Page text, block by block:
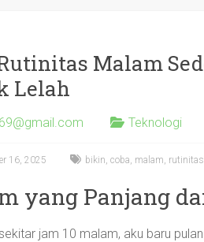
Malam
Lelah
Teknologi
16, 2025 bikin, coba, malam, rutinitas
yang Panjang
jam 10 malam, aku baru